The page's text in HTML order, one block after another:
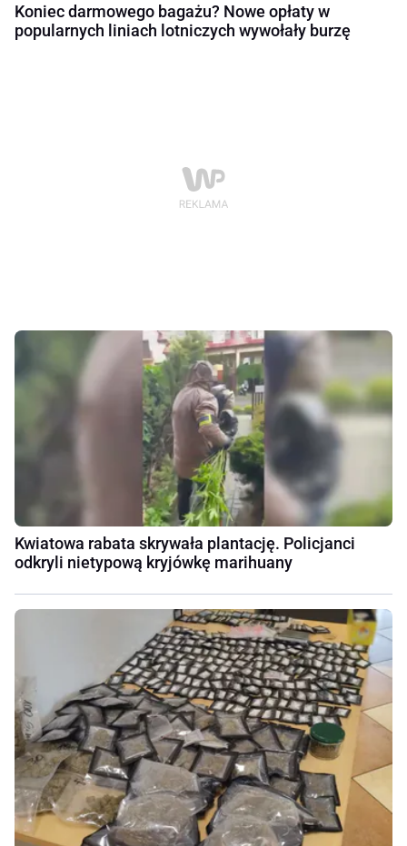
Koniec darmowego bagażu? Nowe opłaty w
popularnych liniach lotniczych wywołały burzę
Kwiatowa rabata skrywała plantację. Policjanci
odkryli nietypową kryjówkę marihuany